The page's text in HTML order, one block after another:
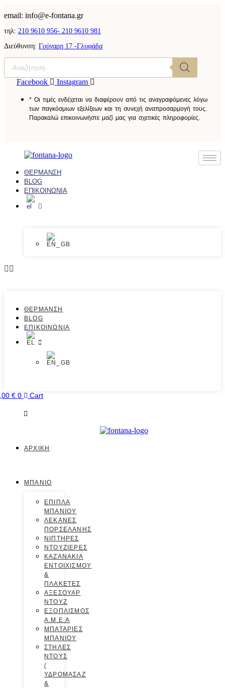
email: info@e-fontana.gr
τηλ: 210 9610 956- 210 9610 981
Διεύθυνση: Γούναρη 17 -Γλυφάδα
Facebook Instagram
* Οι τιμές ενδέχεται να διαφέρουν από τις αναγραφόμενες λόγω
των παγκόσμιων εξελίξεων και τη συνεχή αναπροσαρμογή τους.
Παρακαλώ επικοινωνήστε μαζί μας για σχετικές πληροφορίες.
ΘΕΡΜΑΝΣΗ
BLOG
ΕΠΙΚΟΙΝΩΝΙΑ
ΘΕΡΜΑΝΣΗ
BLOG
ΕΠΙΚΟΙΝΩΝΙΑ
€ 0 Cart
ΑΡΧΙΚΗ
ΜΠΑΝΙΟ
ΕΠΙΠΛΑ
ΜΠΑΝΙΟΥ
ΛΕΚΑΝΕΣ
ΠΟΡΣΕΛΑΝΗΣ
ΝΙΠΤΗΡΕΣ
ΝΤΟΥΖΙΕΡΕΣ
ΚΑΖΑΝΑΚΙΑ
ΕΝΤΟΙΧΙΣΜΟΥ
&
ΠΛΑΚΕΤΕΣ
ΑΞΕΣΟΥΑΡ
ΝΤΟΥΖ
ΕΞΟΠΛΙΣΜΟΣ
Α.Μ.Ε.Α
ΜΠΑΤΑΡΙΕΣ
ΜΠΑΝΙΟΥ
ΣΤΗΛΕΣ
ΝΤΟΥΣ
/
ΥΔΡΟΜΑΣΑΖ
&